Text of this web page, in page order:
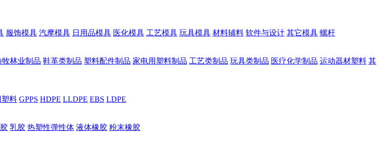
服饰模具 汽摩模具 日用品模具 医化模具 工艺模具 玩具模具 材料辅料 软件与设计 其它模具 螺杆
牧林业制品 鞋革类制品 塑料配件制品 家电用塑料制品 工艺类制品 玩具类制品 医疗化学制品 运动器材塑料 其
料 GPPS HDPE LLDPE EBS LDPE
乳胶 热塑性弹性体 液体橡胶 粉末橡胶